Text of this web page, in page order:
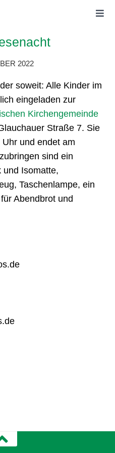
2022
soweit: Alle Kinder im
eingeladen zur
Kirchengemeinde
Straße 7. Sie
und endet am
sind ein
und Isomatte,
Taschenlampe, ein
Abendbrot und